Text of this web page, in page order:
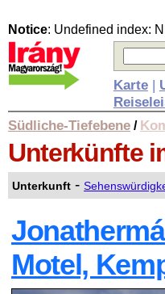
Notice: Undefined index:
Karte|
Südliche-Tiefebene /
Unterkünfte
Unterkunft -
Motel,